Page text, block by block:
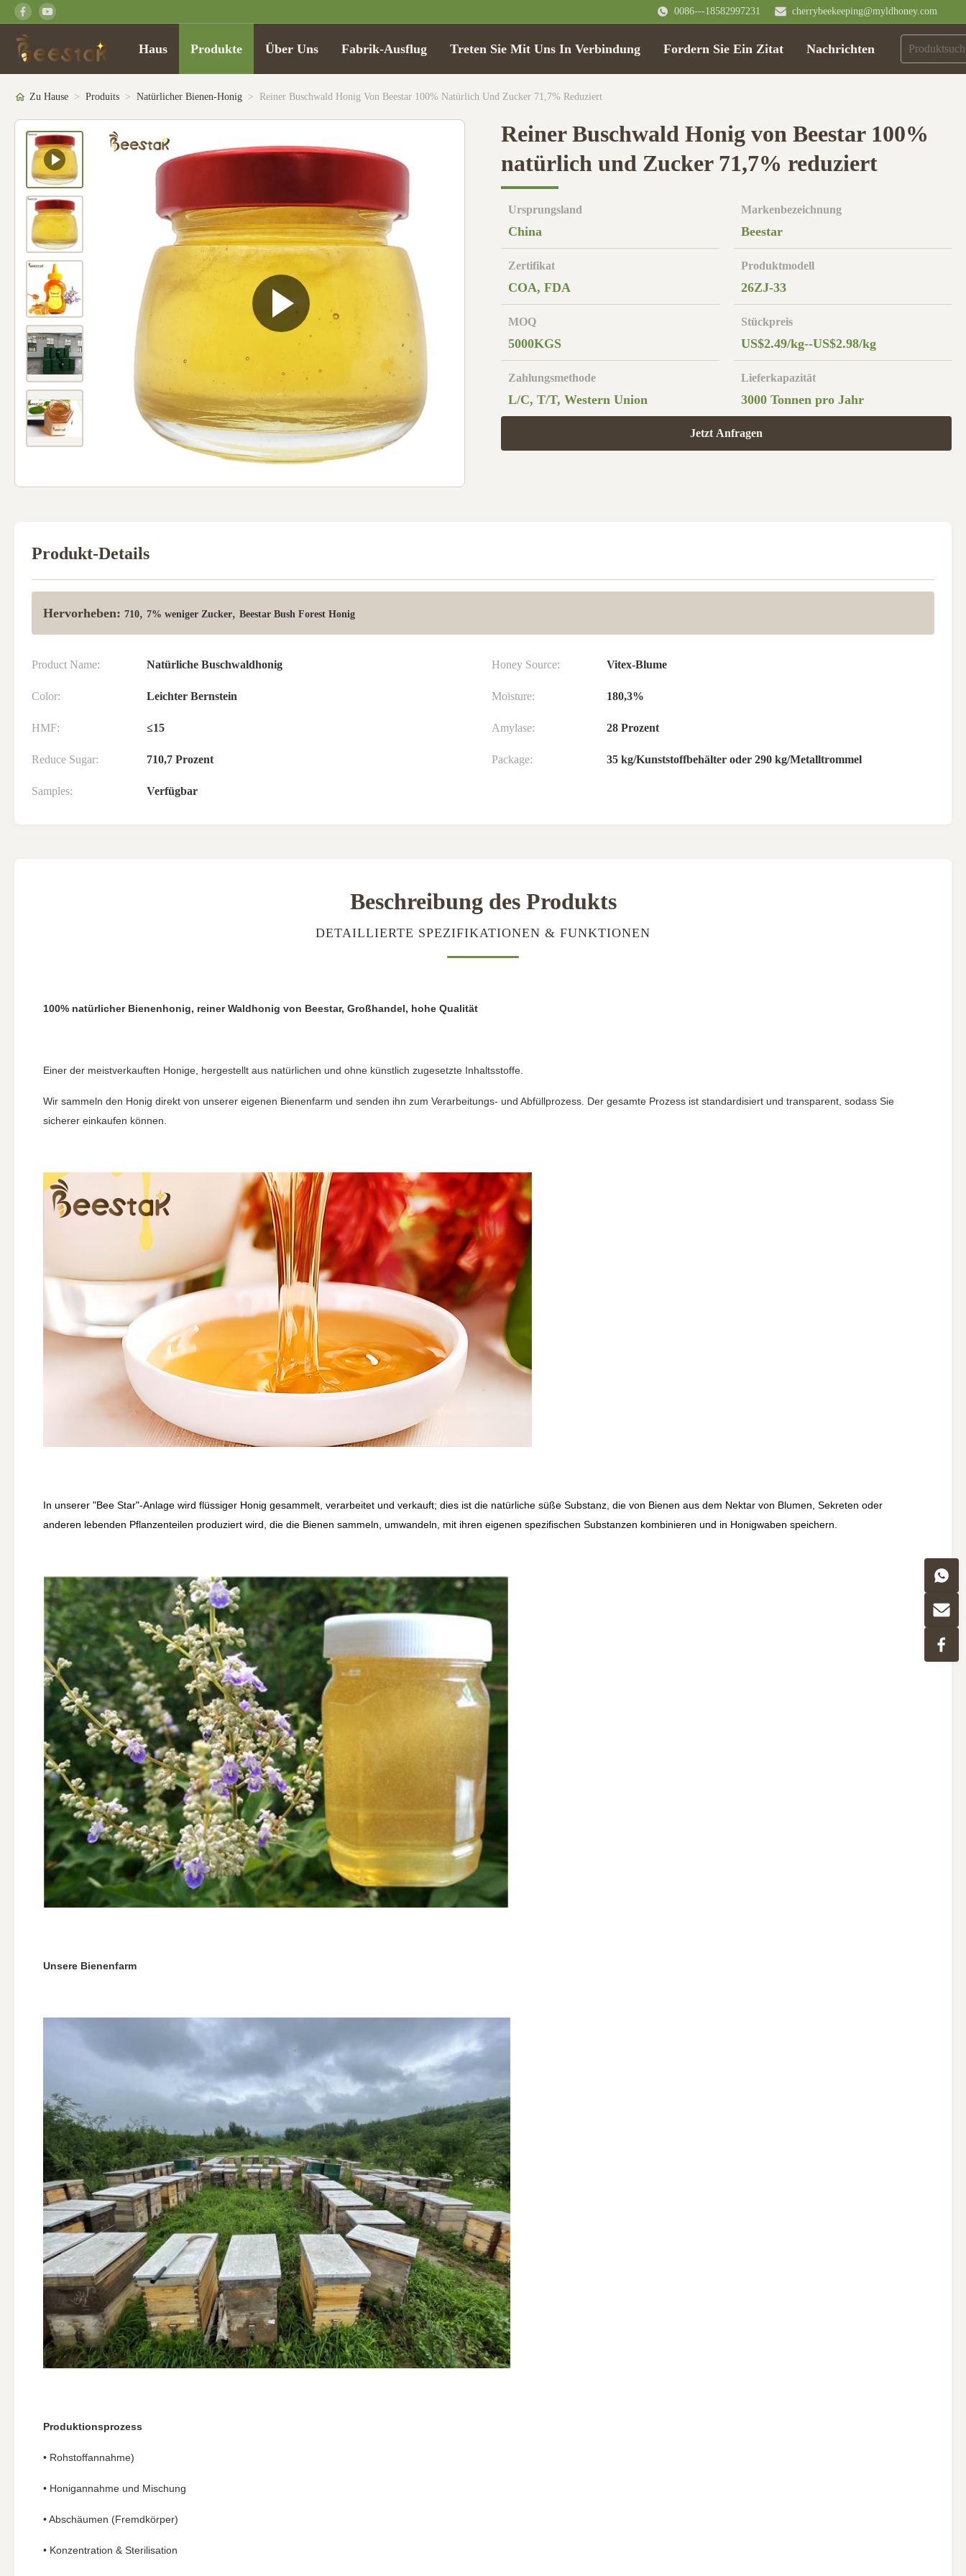
0086---18582997231 cherrybeekeeping@myldhoney.com
Haus Produkte Über Uns Fabrik-Ausflug Treten Sie Mit Uns In Verbindung Fordern Sie Ein Zitat Nachrichten
Zu Hause > Produits > Natürlicher Bienen-Honig > Reiner Buschwald Honig Von Beestar 100% Natürlich Und Zucker 71,7% Reduziert
Reiner Buschwald Honig von Beestar 100%
natürlich und Zucker 71,7% reduziert
Ursprungsland
China
Markenbezeichnung
Beestar
Zertifikat
COA, FDA
Produktmodell
26ZJ-33
MOQ
5000KGS
Stückpreis
US$2.49/kg--US$2.98/kg
Zahlungsmethode
L/C, T/T, Western Union
Lieferkapazität
3000 Tonnen pro Jahr
Jetzt Anfragen
Produkt-Details
Hervorheben: 710, 7% weniger Zucker, Beestar Bush Forest Honig
Product Name: Natürliche Buschwaldhonig Honey Source: Vitex-Blume
Color: Leichter Bernstein Moisture: 180,3%
HMF: ≤15 Amylase: 28 Prozent
Reduce Sugar: 710,7 Prozent Package: 35 kg/Kunststoffbehälter oder 290 kg/Metalltrommel
Samples: Verfügbar
Beschreibung des Produkts
DETAILLIERTE SPEZIFIKATIONEN & FUNKTIONEN
100% natürlicher Bienenhonig, reiner Waldhonig von Beestar, Großhandel, hohe Qualität
Einer der meistverkauften Honige, hergestellt aus natürlichen und ohne künstlich zugesetzte Inhaltsstoffe.
Wir sammeln den Honig direkt von unserer eigenen Bienenfarm und senden ihn zum Verarbeitungs- und Abfüllprozess. Der gesamte Prozess ist standardisiert und transparent, sodass Sie
sicherer einkaufen können.
In unserer "Bee Star"-Anlage wird flüssiger Honig gesammelt, verarbeitet und verkauft; dies ist die natürliche süße Substanz, die von Bienen aus dem Nektar von Blumen, Sekreten oder
anderen lebenden Pflanzenteilen produziert wird, die die Bienen sammeln, umwandeln, mit ihren eigenen spezifischen Substanzen kombinieren und in Honigwaben speichern.
Unsere Bienenfarm
Produktionsprozess
• Rohstoffannahme)
• Honigannahme und Mischung
• Abschäumen (Fremdkörper)
• Konzentration & Sterilisation